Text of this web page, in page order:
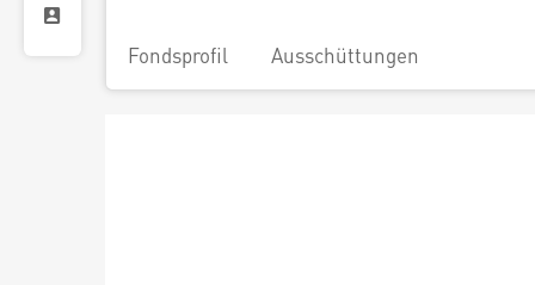
Fondsprofil Ausschüttungen